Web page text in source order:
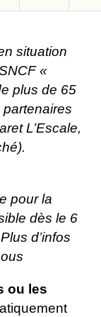
situation
«
plus de 65
L’Escale,
pour la
dès le 6
d’infos
ou les